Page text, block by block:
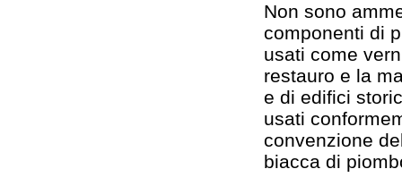
Non sono
componenti di
usati come
restauro e la
e di edifici
usati
convenzione
biacca di